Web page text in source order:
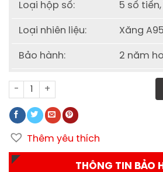
Loại hộp số: 5 số tiến,
Loại nhiên liệu: Xăng A95
Bảo hành: 2 năm
Xe tải Thaco Towner 800 thùng
Thêm yêu thích
THÔNG TIN BẢO